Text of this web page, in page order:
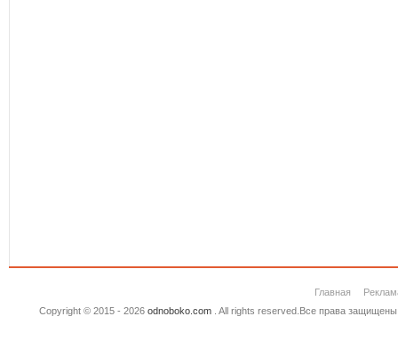
Главная
Copyright © 2015 - 2026 odnoboko.com. All rights reserved.Все права защищены.